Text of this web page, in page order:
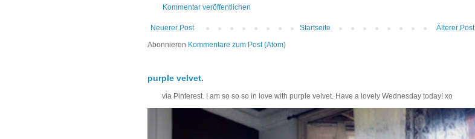
Kommentar veröffentlichen
Neuerer Post Älterer Post
Startseite
Abonnieren Kommentare zum Post (Atom)
purple velvet.
via Pinterest. I am so so so in love with purple velvet. Have a lovely Wednesday today! xo